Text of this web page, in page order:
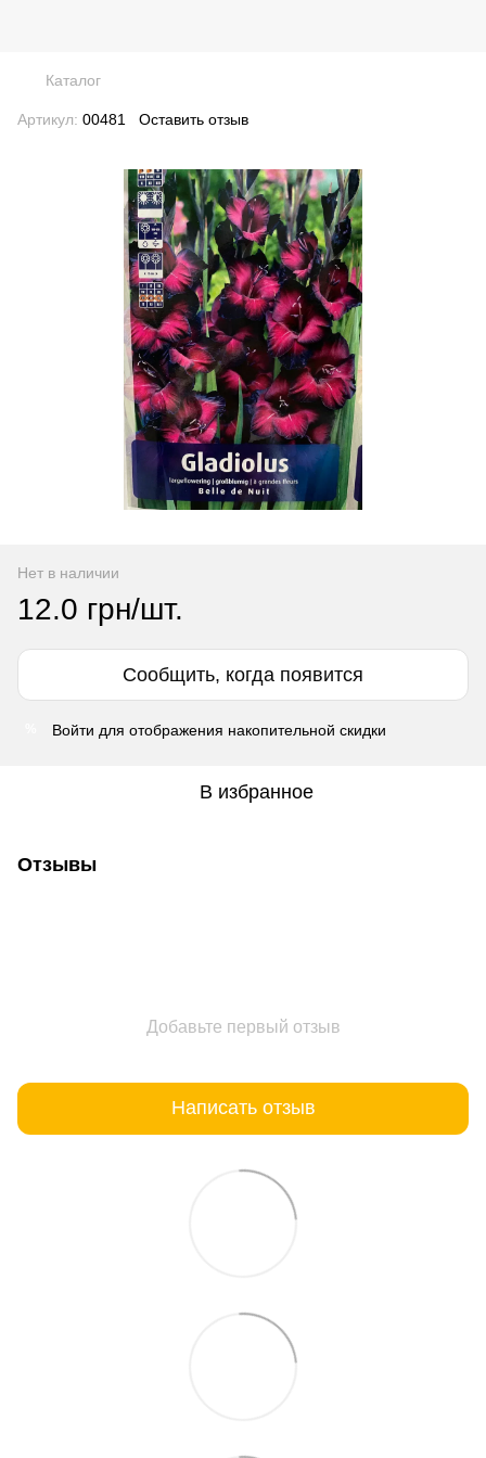
Каталог
Артикул: 00481 Оставить отзыв
Нет в наличии
12.0 грн/шт.
Сообщить, когда появится
Войти для отображения накопительной скидки
В избранное
Отзывы
Добавьте первый отзыв
Написать отзыв